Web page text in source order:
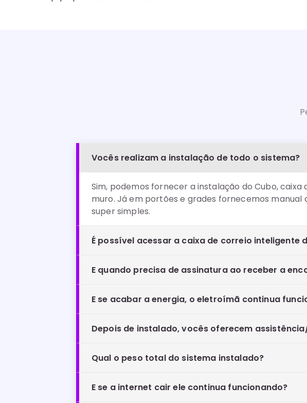
Vocês realizam a instalação de todo o sistema?
Sim, podemos fornecer a instalação do Cubo,
muro. Já em portões e grades fornecemos
super simples.
É possível acessar a caixa de correio inteligente
E quando precisa de assinatura ao receber a
E se acabar a energia, o eletroímã continua
Depois de instalado, vocês oferecem
Qual o peso total do sistema instalado?
E se a internet cair ele continua funcionando?